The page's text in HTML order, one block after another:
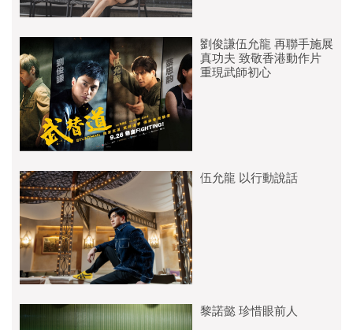
劉俊謙伍允龍 再聯手施展
真功夫 致敬香港動作片
重現武師初心
伍允龍 以行動說話
黎諾懿 珍惜眼前人